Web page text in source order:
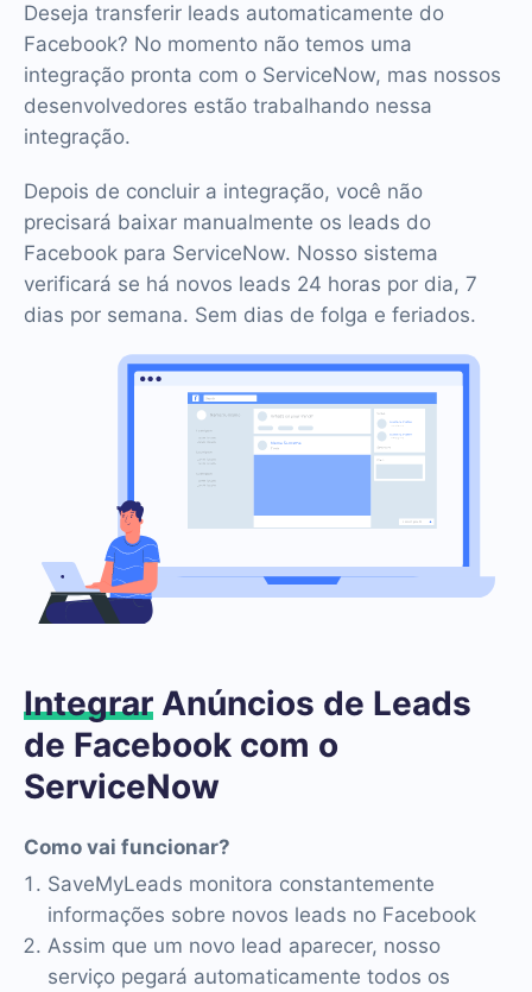
Deseja transferir leads automaticamente do
Facebook? No momento não temos uma
integração pronta com o ServiceNow, mas nossos
desenvolvedores estão trabalhando nessa
integração.
Depois de concluir a integração, você não
precisará baixar manualmente os leads do
Facebook para ServiceNow. Nosso sistema
verificará se há novos leads 24 horas por dia, 7
dias por semana. Sem dias de folga e feriados.
Integrar Anúncios de Leads
de Facebook com o
ServiceNow
Como vai funcionar?
SaveMyLeads monitora constantemente
informações sobre novos leads no Facebook
Assim que um novo lead aparecer, nosso
serviço pegará automaticamente todos os